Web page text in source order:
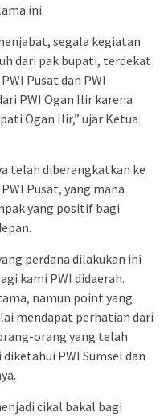
ini.
segala kegiatan
dari pak bupati, terdekat
Pusat dan PWI
PWI Ogan Ilir karena
Ogan Ilir,” ujar Ketua
telah diberangkatkan ke
Pusat, yang mana
yang positif bagi
perdana dilakukan ini
kami PWI didaerah.
namun point yang
mendapat perhatian dari
orang yang telah
PWI Sumsel dan
cikal bakal bagi